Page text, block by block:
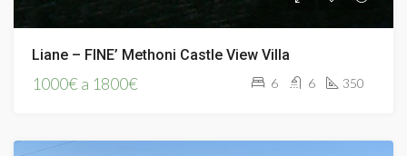
Liane – FINE’ Methoni Castle View Villa
1000€ a 1800€ 6 6 350